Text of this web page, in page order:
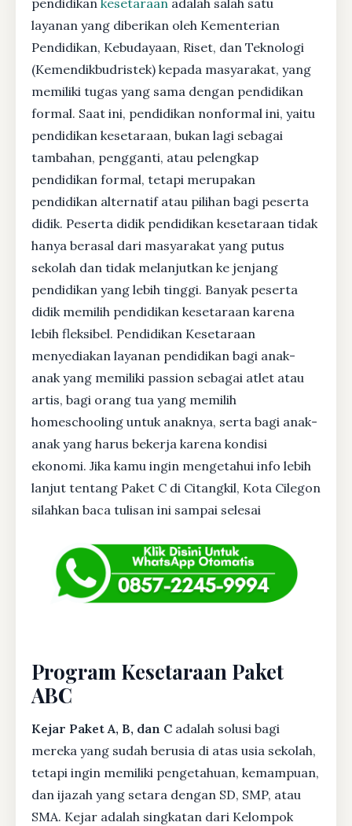
pendidikan kesetaraan adalah salah satu
layanan yang diberikan oleh Kementerian
Pendidikan, Kebudayaan, Riset, dan Teknologi
(Kemendikbudristek) kepada masyarakat, yang
memiliki tugas yang sama dengan pendidikan
formal. Saat ini, pendidikan nonformal ini, yaitu
pendidikan kesetaraan, bukan lagi sebagai
tambahan, pengganti, atau pelengkap
pendidikan formal, tetapi merupakan
pendidikan alternatif atau pilihan bagi peserta
didik. Peserta didik pendidikan kesetaraan tidak
hanya berasal dari masyarakat yang putus
sekolah dan tidak melanjutkan ke jenjang
pendidikan yang lebih tinggi. Banyak peserta
didik memilih pendidikan kesetaraan karena
lebih fleksibel. Pendidikan Kesetaraan
menyediakan layanan pendidikan bagi anak-
anak yang memiliki passion sebagai atlet atau
artis, bagi orang tua yang memilih
homeschooling untuk anaknya, serta bagi anak-
anak yang harus bekerja karena kondisi
ekonomi. Jika kamu ingin mengetahui info lebih
lanjut tentang Paket C di Citangkil, Kota Cilegon
silahkan baca tulisan ini sampai selesai
Program Kesetaraan Paket
ABC
Kejar Paket A, B, dan C adalah solusi bagi
mereka yang sudah berusia di atas usia sekolah,
tetapi ingin memiliki pengetahuan, kemampuan,
dan ijazah yang setara dengan SD, SMP, atau
SMA. Kejar adalah singkatan dari Kelompok